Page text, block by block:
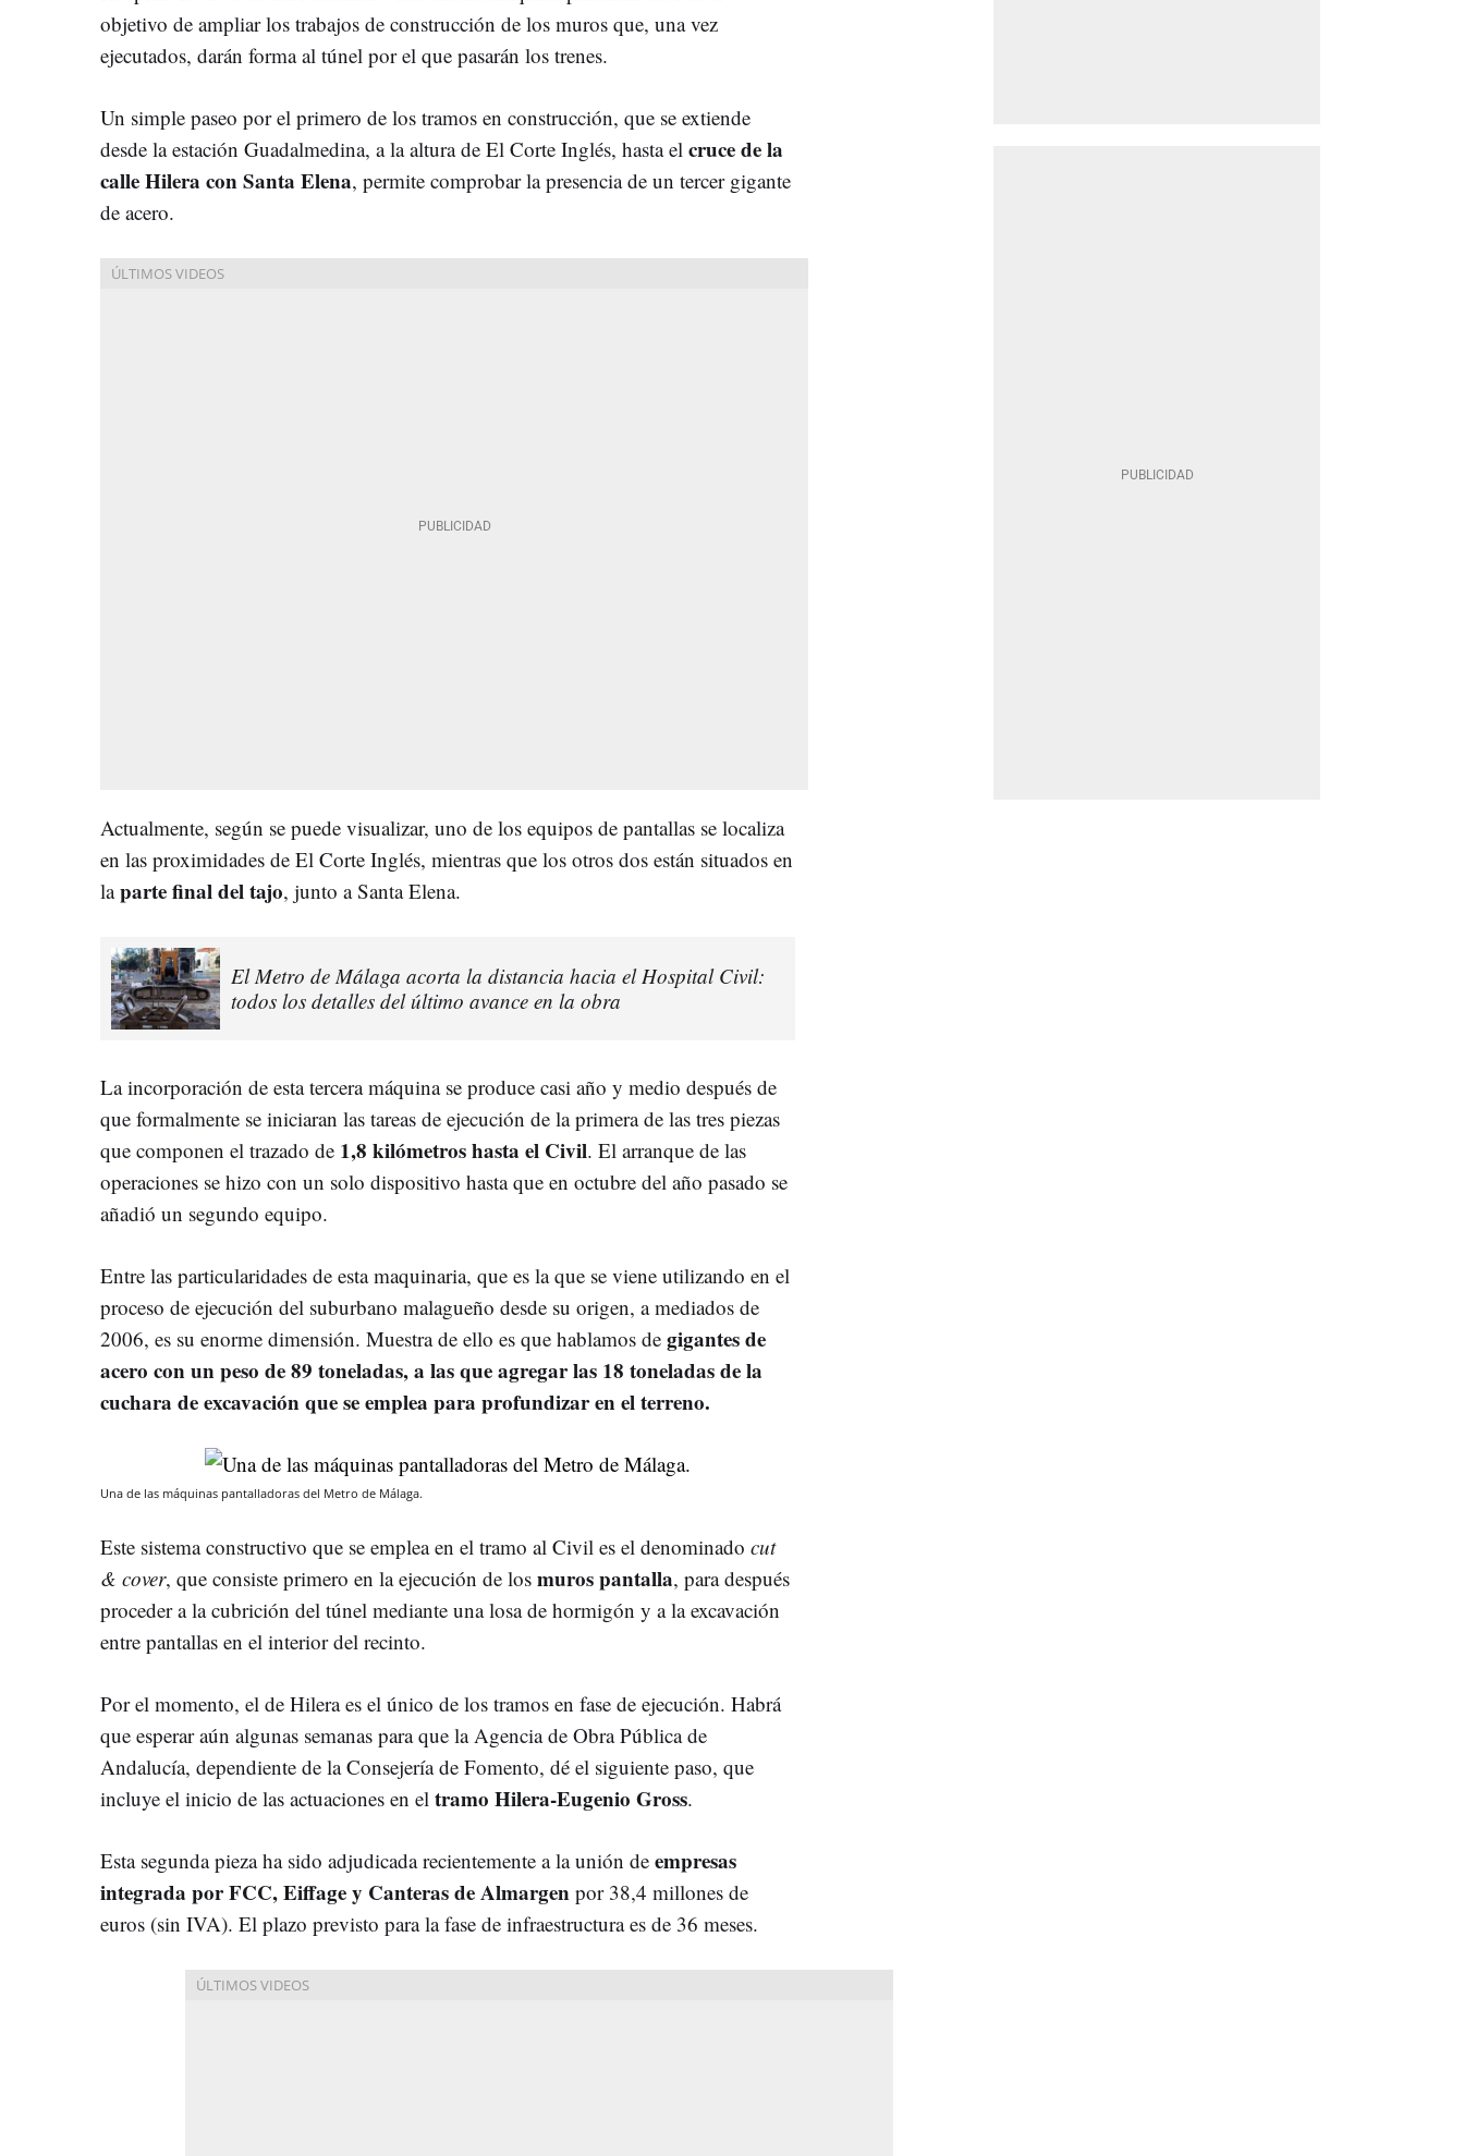
objetivo de ampliar los trabajos de construcción de los muros que, una vez
ejecutados, darán forma al túnel por el que pasarán los trenes.
Un simple paseo por el primero de los tramos en construcción, que se extiende
desde la estación Guadalmedina, a la altura de El Corte Inglés, hasta el cruce de la
calle Hilera con Santa Elena, permite comprobar la presencia de un tercer gigante
de acero.
Actualmente, según se puede visualizar, uno de los equipos de pantallas se localiza
en las proximidades de El Corte Inglés, mientras que los otros dos están situados en
laparte final del tajo, junto a Santa Elena.
El Metro de Málaga acorta la distancia hacia el Hospital Civil:
todos los detalles del último avance en la obra
La incorporación de esta tercera máquina se produce casi año y medio después de
que formalmente se iniciaran las tareas de ejecución de la primera de las tres piezas
que componen el trazado de 1,8 kilómetros hasta el Civil. El arranque de las
operaciones se hizo con un solo dispositivo hasta que en octubre del año pasado se
añadió un segundo equipo.
Entre las particularidades de esta maquinaria, que es la que se viene utilizando en el
proceso de ejecución del suburbano malagueño desde su origen, a mediados de
2006, es su enorme dimensión. Muestra de ello es que hablamos de gigantes de
acero con un peso de 89 toneladas, a las que agregar las 18 toneladas de la
cuchara de excavación que se emplea para profundizar en el terreno.
Una de las máquinas pantalladoras del Metro de Málaga.
Este sistema constructivo que se emplea en el tramo al Civil es el denominado cut
& cover, que consiste primero en la ejecución de los muros pantalla, para después
proceder a la cubrición del túnel mediante una losa de hormigón y a la excavación
entre pantallas en el interior del recinto.
Por el momento, el de Hilera es el único de los tramos en fase de ejecución. Habrá
que esperar aún algunas semanas para que la Agencia de Obra Pública de
Andalucía, dependiente de la Consejería de Fomento, dé el siguiente paso, que
incluye el inicio de las actuaciones en el tramo Hilera-Eugenio Gross.
Esta segunda pieza ha sido adjudicada recientemente a la unión de empresas
integrada por FCC, Eiffage y Canteras de Almargen por 38,4 millones de
euros (sin IVA). El plazo previsto para la fase de infraestructura es de 36 meses.